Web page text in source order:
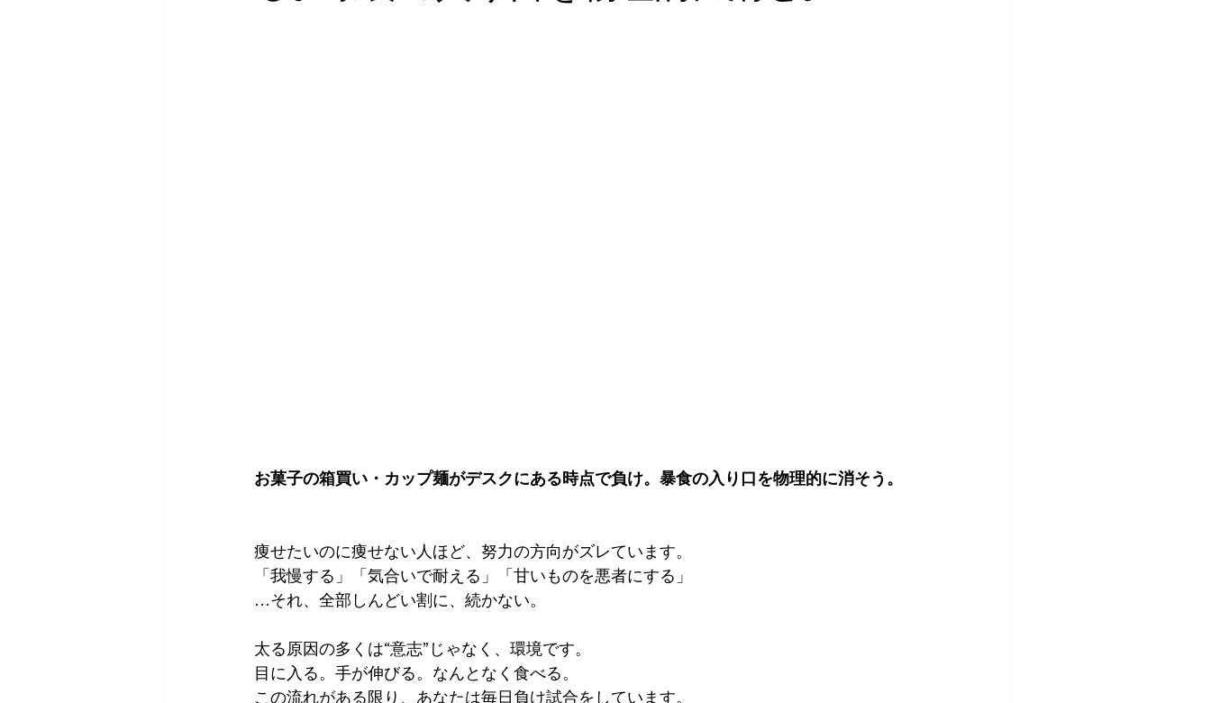
お菓子の箱買い・カップ麺がデスクにある時点で負け。暴食の入り口を物理的に消そう。
痩せたいのに痩せない人ほど、努力の方向がズレています。
「我慢する」「気合いで耐える」「甘いものを悪者にする」
…それ、全部しんどい割に、続かない。
太る原因の多くは“意志”じゃなく、環境です。
目に入る。手が伸びる。なんとなく食べる。
この流れがある限り、あなたは毎日負け試合をしています。